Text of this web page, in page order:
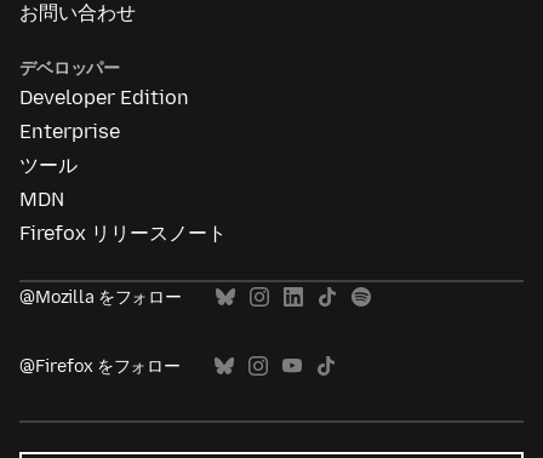
お問い合わせ
デベロッパー
Developer Edition
Enterprise
ツール
MDN
Firefox リリースノート
@Mozilla をフォロー
@Firefox をフォロー